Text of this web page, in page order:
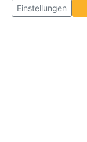
Einstellungen